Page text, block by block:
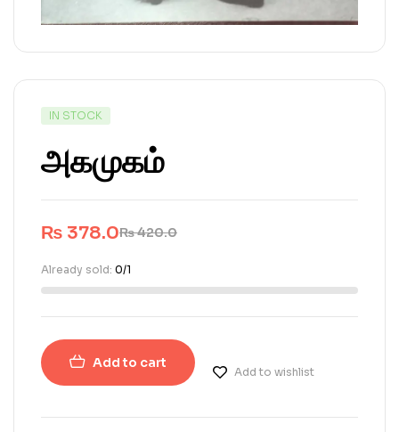
IN STOCK
அகமுகம்
₨420.0
₨ 378.0
Already sold: 0/1
Add to cart
Add to wishlist